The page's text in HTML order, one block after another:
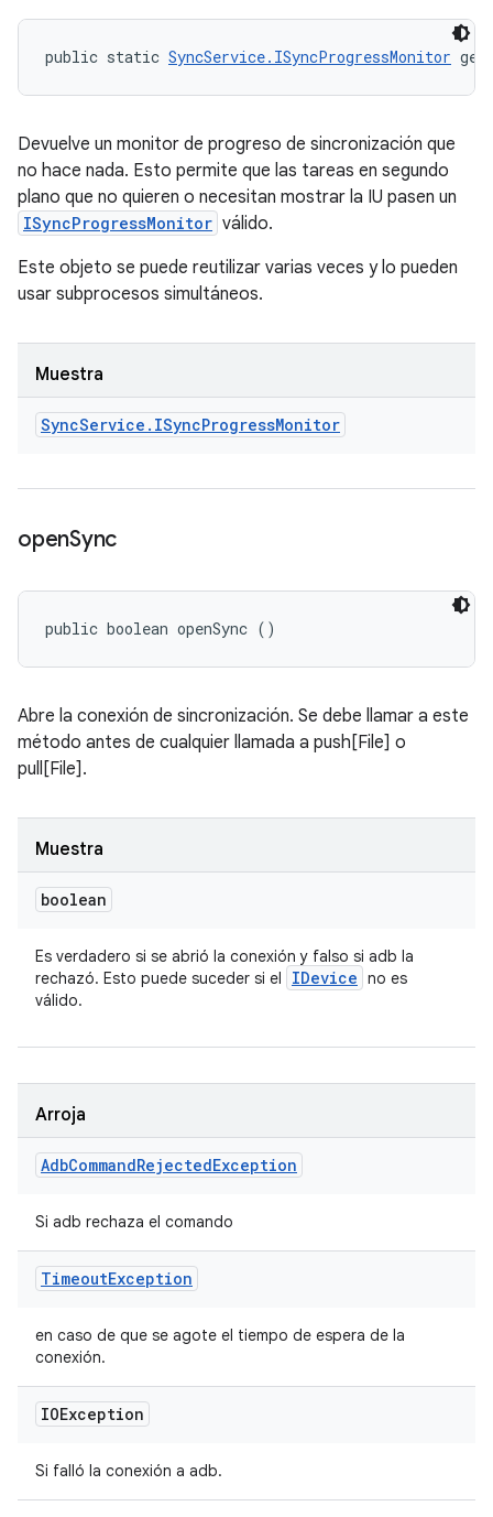
public static SyncService.ISyncProgressMonitor
Devuelve un monitor de progreso de sincronización que
no hace nada. Esto permite que las tareas en segundo
plano que no quieren o necesitan mostrar la IU pasen un
ISyncProgressMonitor válido.
Este objeto se puede reutilizar varias veces y lo pueden
usar subprocesos simultáneos.
Muestra
SyncService . ISyncProgressMonitor
openSync
public boolean openSync ()
Abre la conexión de sincronización. Se debe llamar a este
método antes de cualquier llamada a push[File] o
pull[File].
Muestra
boolean
Es verdadero si se abrió la conexión y falso si adb la
rechazó. Esto puede suceder si el
IDevice no es
válido.
Arroja
AdbCommandRejectedException
Si adb rechaza el comando
TimeoutException
en caso de que se agote el tiempo de espera de la
conexión.
IOException
Si falló la conexión a adb.